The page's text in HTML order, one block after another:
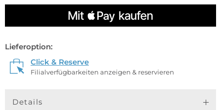
Lieferoption:
Click & Reserve
Filialverfügbarkeiten anzeigen & reservieren
Details